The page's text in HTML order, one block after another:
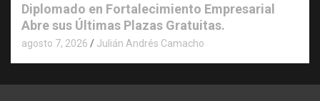
Diplomado en Fortalecimiento Empresarial
Abre sus Últimas Plazas Gratuitas.
agosto 7, 2026 Julián Andrés Camacho